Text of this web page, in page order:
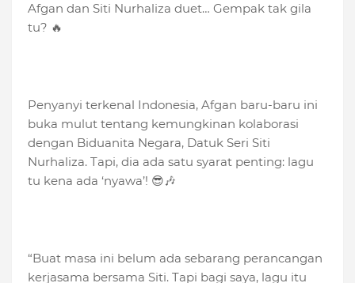
Afgan dan Siti Nurhaliza duet… Gempak tak gila
tu? 🔥
Penyanyi terkenal Indonesia, Afgan baru-baru ini
buka mulut tentang kemungkinan kolaborasi
dengan Biduanita Negara, Datuk Seri Siti
Nurhaliza. Tapi, dia ada satu syarat penting: lagu
tu kena ada ‘nyawa’! 😎🎶
“Buat masa ini belum ada sebarang perancangan
kerjasama bersama Siti. Tapi bagi saya, lagu itu